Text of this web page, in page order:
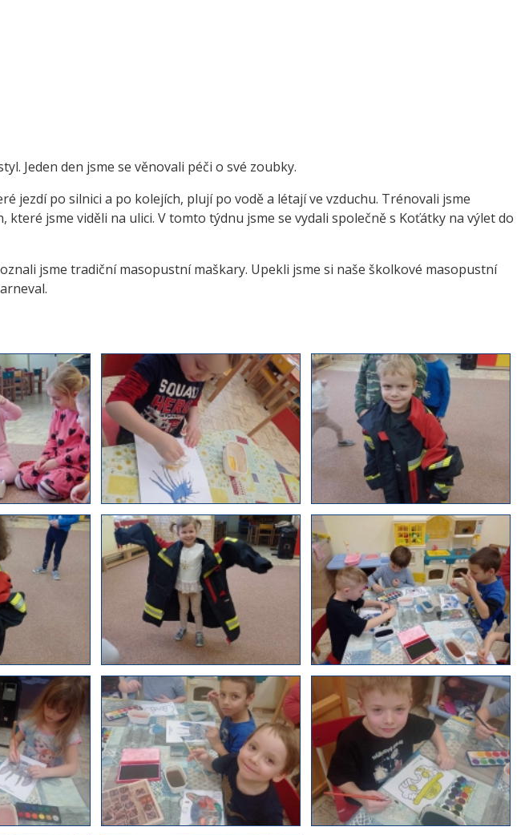
Jeden den jsme se věnovali péči o své zoubky.
po silnici a po kolejích, plují po vodě a létají ve vzduchu. Trénovali jsme
jsme viděli na ulici. V tomto týdnu jsme se vydali společně s Koťátky na výlet do
jsme tradiční masopustní maškary. Upekli jsme si naše školkové masopustní